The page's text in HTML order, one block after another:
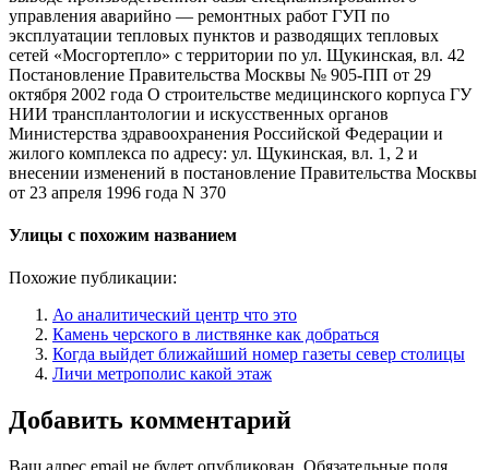
управления аварийно — ремонтных работ ГУП по
эксплуатации тепловых пунктов и разводящих тепловых
сетей «Мосгортепло» с территории по ул. Щукинская, вл. 42
Постановление Правительства Москвы № 905-ПП от 29
октября 2002 года О строительстве медицинского корпуса ГУ
НИИ трансплантологии и искусственных органов
Министерства здравоохранения Российской Федерации и
жилого комплекса по адресу: ул. Щукинская, вл. 1, 2 и
внесении изменений в постановление Правительства Москвы
от 23 апреля 1996 года N 370
Улицы с похожим названием
Похожие публикации:
Ао аналитический центр что это
Камень черского в листвянке как добраться
Когда выйдет ближайший номер газеты север столицы
Личи метрополис какой этаж
Добавить комментарий